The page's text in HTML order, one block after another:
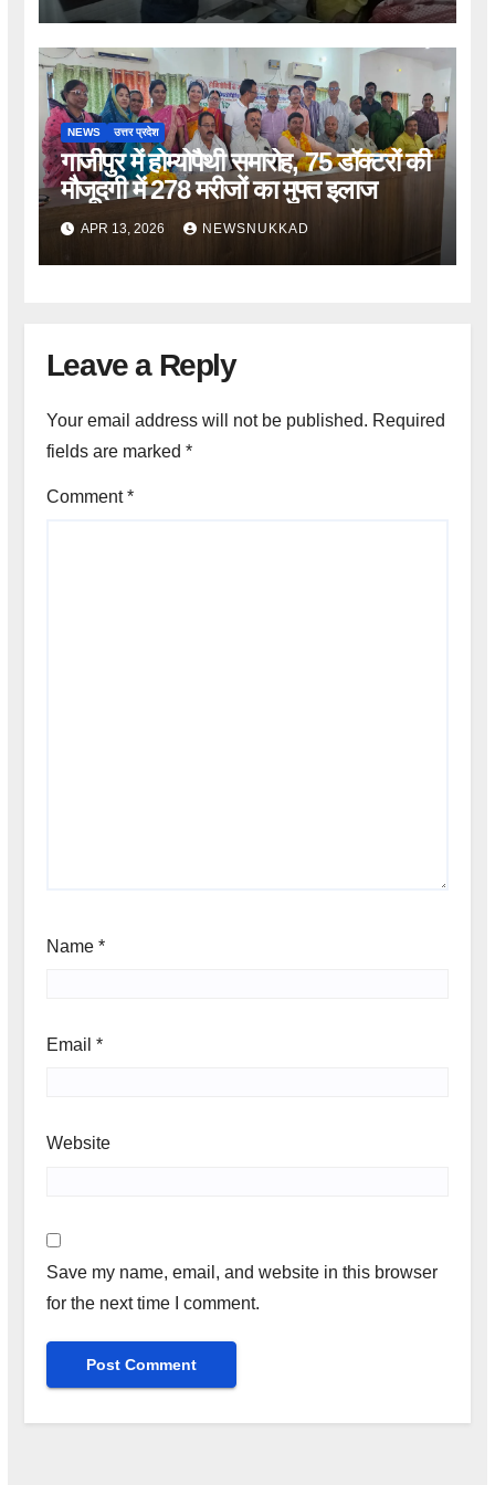
NEWS उत्तर प्रदेश
गाजीपुर में होम्योपैथी समारोह, 75 डॉक्टरों की
मौजूदगी में 278 मरीजों का मुफ्त इलाज
APR 13, 2026 NEWSNUKKAD
Leave a Reply
Your email address will not be published. Required
fields are marked *
Comment*
Name *
Email *
Website
Save my name, email, and website in this browser
for the next time I comment.